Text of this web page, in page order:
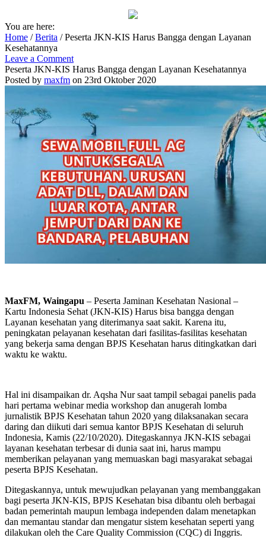
You are here:
Home /Berita /Peserta JKN-KIS Harus Bangga dengan Layanan
Kesehatannya
Leave a Comment
Peserta JKN-KIS Harus Bangga dengan Layanan Kesehatannya
Posted by maxfm on 23rd Oktober 2020
MaxFM, Waingapu – Peserta Jaminan Kesehatan Nasional –
Kartu Indonesia Sehat (JKN-KIS) Harus bisa bangga dengan
Layanan kesehatan yang diterimanya saat sakit. Karena itu,
peningkatan pelayanan kesehatan dari fasilitas-fasilitas kesehatan
yang bekerja sama dengan BPJS Kesehatan harus ditingkatkan dari
waktu ke waktu.
Hal ini disampaikan dr. Aqsha Nur saat tampil sebagai panelis pada
hari pertama webinar media workshop dan anugerah lomba
jurnalistik BPJS Kesehatan tahun 2020 yang dilaksanakan secara
daring dan diikuti dari semua kantor BPJS Kesehatan di seluruh
Indonesia, Kamis (22/10/2020). Ditegaskannya JKN-KIS sebagai
layanan kesehatan terbesar di dunia saat ini, harus mampu
memberikan pelayanan yang memuaskan bagi masyarakat sebagai
peserta BPJS Kesehatan.
Ditegaskannya, untuk mewujudkan pelayanan yang membanggakan
bagi peserta JKN-KIS, BPJS Kesehatan bisa dibantu oleh berbagai
badan pemerintah maupun lembaga independen dalam menetapkan
dan memantau standar dan mengatur sistem kesehatan seperti yang
dilakukan oleh the Care Quality Commission (CQC) di Inggris.